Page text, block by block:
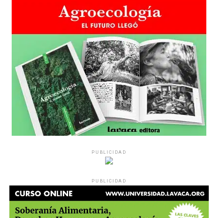
Década perdida: Marta Montero,
mamá de Lucía Pérez
grupos de amigos, novios. «Con los pares que no tienen
sensibilidad al tema, la conversación se vuelve muy
estratégica, hay que evitar el choque frontal. Mi método
es a través del interrogante, que puedan encarnar la
pregunta», comparte Gonzalo, de 41 años.
PUBLICIDAD
PUBLICIDAD